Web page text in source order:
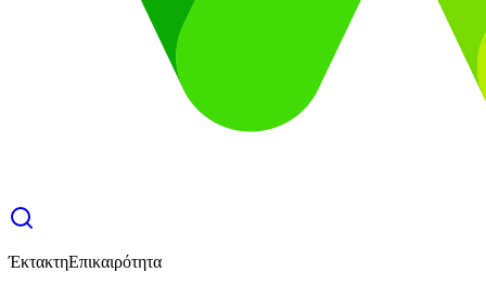
ΈκτακτηΕπικαιρότητα